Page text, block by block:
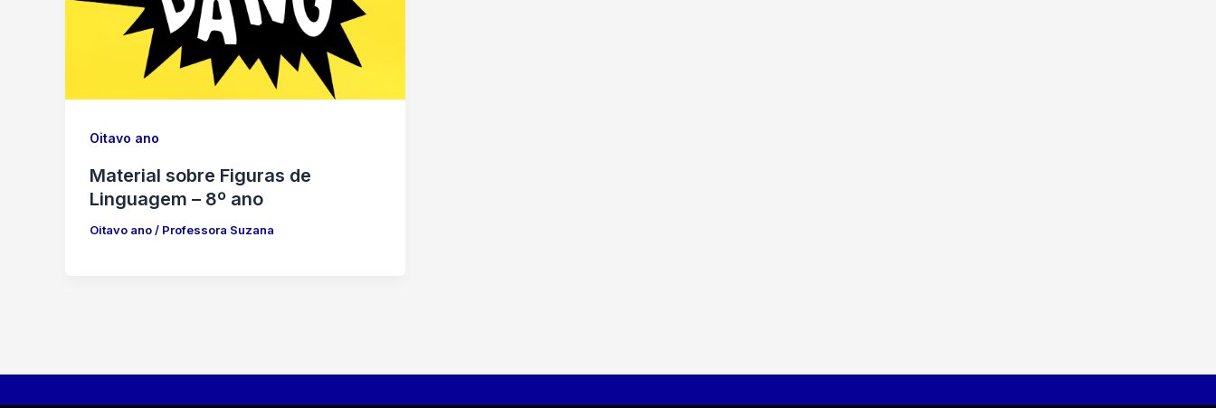
Oitavo ano
Material sobre Figuras de
Linguagem – 8º ano
Oitavo ano/ Professora Suzana